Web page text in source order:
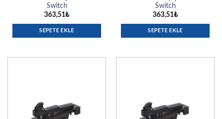
Switch
363,51₺
SEPETE EKLE
Switch
363,51₺
SEPETE EKLE